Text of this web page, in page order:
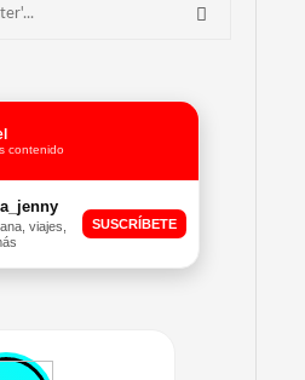
contenido
viajes,
SUSCRÍBETE